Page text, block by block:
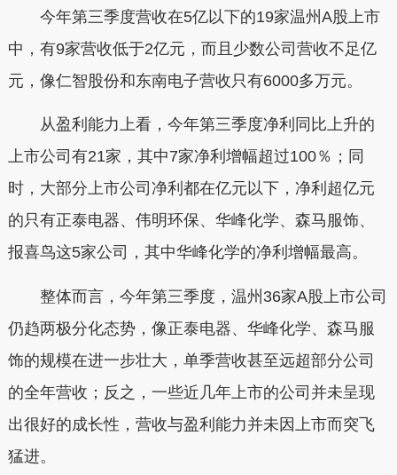
今年第三季度营收在5亿以下的19家温州A股上市
中，有9家营收低于2亿元，而且少数公司营收不足亿
元，像仁智股份和东南电子营收只有6000多万元。
从盈利能力上看，今年第三季度净利同比上升的
上市公司有21家，其中7家净利增幅超过100％；同
时，大部分上市公司净利都在亿元以下，净利超亿元
的只有正泰电器、伟明环保、华峰化学、森马服饰、
报喜鸟这5家公司，其中华峰化学的净利增幅最高。
整体而言，今年第三季度，温州36家A股上市公司
仍趋两极分化态势，像正泰电器、华峰化学、森马服
饰的规模在进一步壮大，单季营收甚至远超部分公司
的全年营收；反之，一些近几年上市的公司并未呈现
出很好的成长性，营收与盈利能力并未因上市而突飞
猛进。